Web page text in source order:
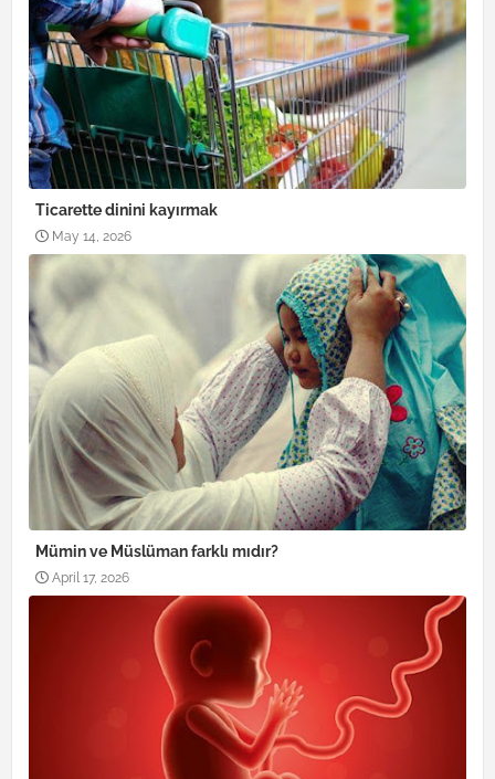
Ticarette dinini kayırmak
May 14, 2026
Mümin ve Müslüman farklı mıdır?
April 17, 2026